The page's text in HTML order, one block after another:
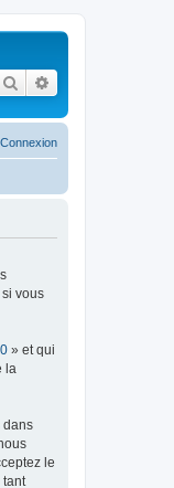
Rechercher
Connexion
vous
» et qui
la
dans
le
tant